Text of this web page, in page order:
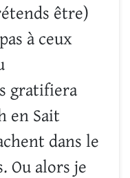
être)
à ceux
gratifiera
en Sait
dans le
Ou alors je